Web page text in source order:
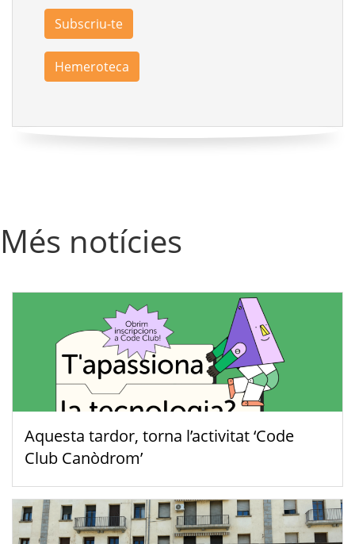
Subscriu-te
Hemeroteca
Més notícies
Aquesta tardor, torna l’activitat ‘Code
Club Canòdrom’